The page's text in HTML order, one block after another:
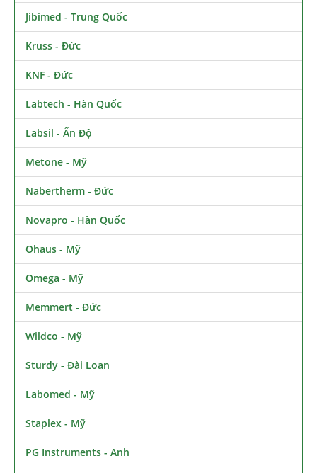
Jibimed - Trung Quốc
Kruss - Đức
KNF - Đức
Labtech - Hàn Quốc
Labsil - Ấn Độ
Metone - Mỹ
Nabertherm - Đức
Novapro - Hàn Quốc
Ohaus - Mỹ
Omega - Mỹ
Memmert - Đức
Wildco - Mỹ
Sturdy - Đài Loan
Labomed - Mỹ
Staplex - Mỹ
PG Instruments - Anh